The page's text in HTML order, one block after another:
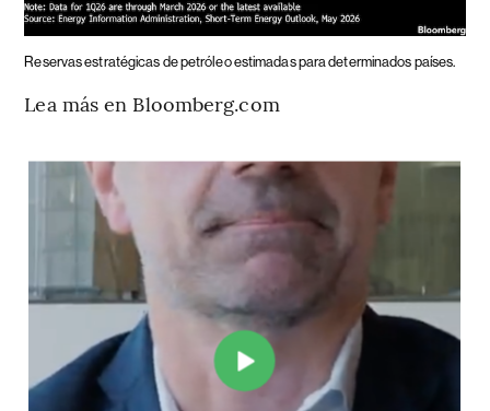
Reservas estratégicas de petróleo estimadas para determinados países.
Lea más en Bloomberg.com